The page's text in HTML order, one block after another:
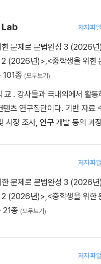
저자파일
한 문제로 문법완성 3 (2026
2 (2026년)>,<중학생을 위한
101종 (모두보기)
츠 연구집단이다. 기반 자료
시장 조사, 연구 개발 등의 과
개발하는 것이 ’인뎁스 랩‘의
저자파일
한 문제로 문법완성 3 (2026
2 (2026년)>,<중학생을 위한
21종 (모두보기)
저자파일